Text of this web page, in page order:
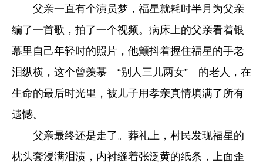
父亲一直有个演员梦，福星就耗时半月为父亲
编了一首歌，拍了一个视频。病床上的父亲看着银
幕里自己年轻时的照片，他颤抖着握住福星的手老
泪纵横，这个曾羡慕 “别人三儿两女” 的老人，在
生命的最后时光里，被儿子用孝亲真情填满了所有
遗憾。
父亲最终还是走了。葬礼上，村民发现福星的
枕头套浸满泪渍，内衬缝着张泛黄的纸条，上面歪